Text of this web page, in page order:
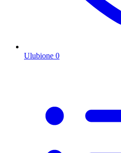
Ulubione 0